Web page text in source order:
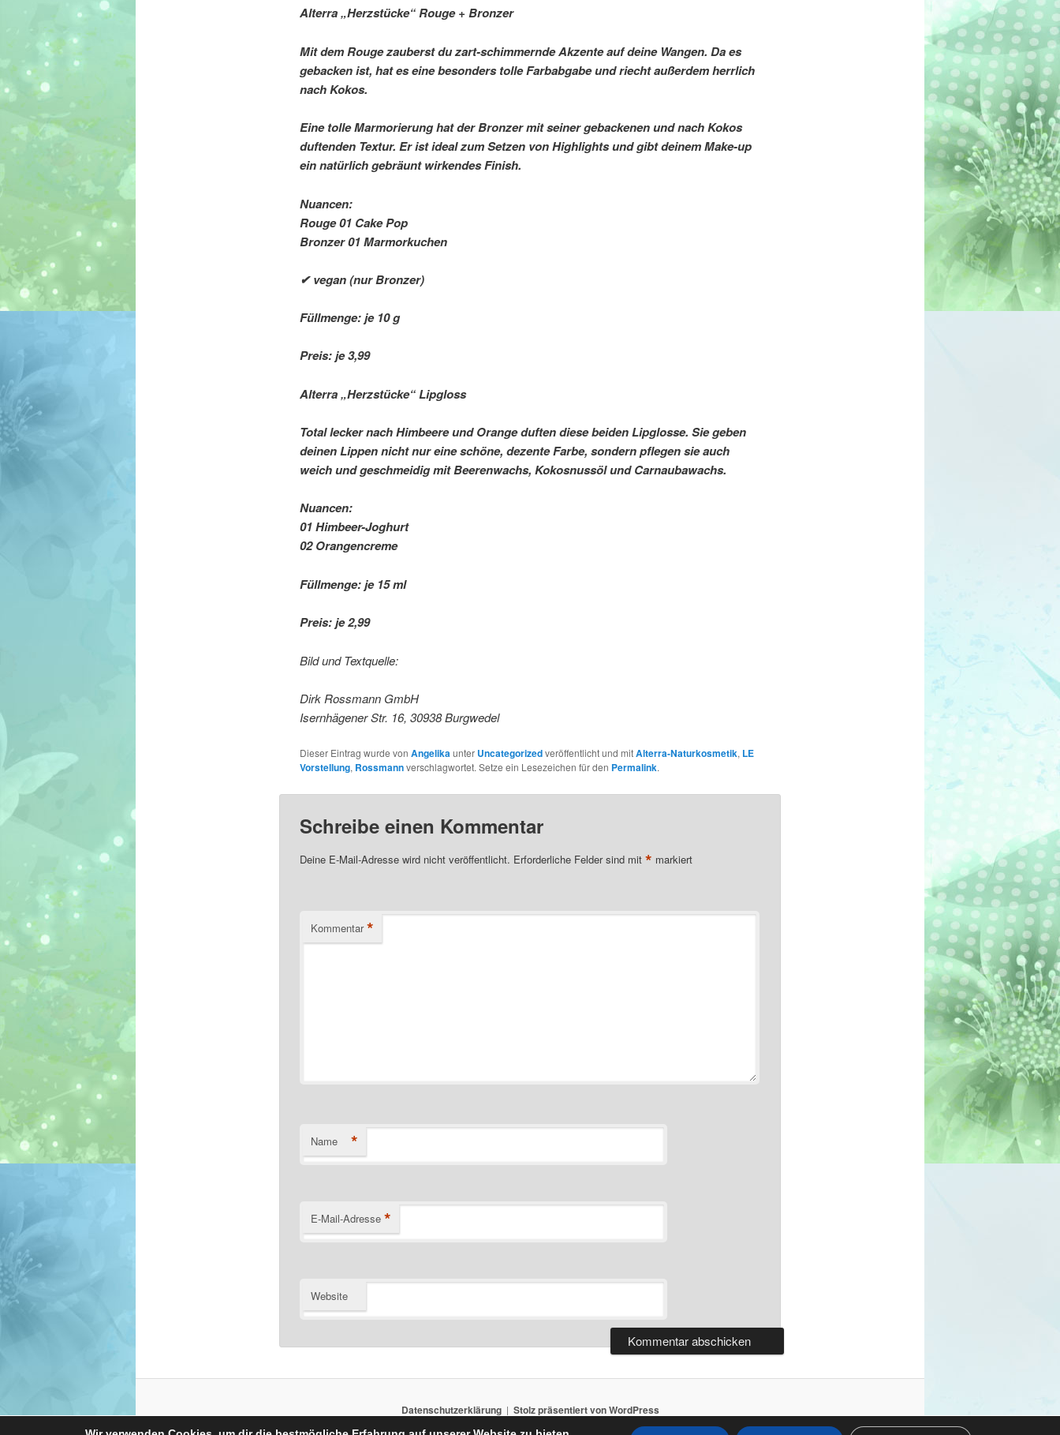
Alterra „Herzstücke“ Rouge + Bronzer
Mit dem Rouge zauberst du zart-schimmernde Akzente auf deine Wangen. Da es
gebacken ist, hat es eine besonders tolle Farbabgabe und riecht außerdem herrlich
nach Kokos.
Eine tolle Marmorierung hat der Bronzer mit seiner gebackenen und nach Kokos
duftenden Textur. Er ist ideal zum Setzen von Highlights und gibt deinem Make-up
ein natürlich gebräunt wirkendes Finish.
Nuancen:
Rouge 01 Cake Pop
Bronzer 01 Marmorkuchen
✔ vegan (nur Bronzer)
Füllmenge: je 10 g
Preis: je 3,99 
Alterra „Herzstücke“ Lipgloss
Total lecker nach Himbeere und Orange duften diese beiden Lipglosse. Sie geben
deinen Lippen nicht nur eine schöne, dezente Farbe, sondern pflegen sie auch
weich und geschmeidig mit Beerenwachs, Kokosnussöl und Carnaubawachs.
Nuancen:
01 Himbeer-Joghurt
02 Orangencreme
Füllmenge: je 15 ml
Preis: je 2,99 
Bild und Textquelle:
Dirk Rossmann GmbH
Isernhägener Str. 16, 30938 Burgwedel
Dieser Eintrag wurde von Angelikaunter Uncategorizedveröffentlicht und mitAlterra-Naturkosmetik, LE
Vorstellung, Rossmannverschlagwortet. Setze ein Lesezeichen für den Permalink.
Schreibe einen Kommentar
Deine E-Mail-Adresse wird nicht veröffentlicht. Erforderliche Felder sind mit * markiert
Kommentar *
Name *
E-Mail-Adresse *
Website
Datenschutzerklärung Stolz präsentiert von WordPress